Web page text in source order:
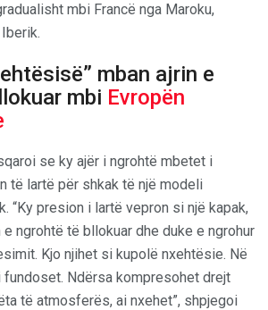
mbi Francë nga Maroku,
mban ajrin e
mbi Evropën
se ky ajër i ngrohtë mbetet i
të lartë për shkak të një modeli
“Ky presion i lartë vepron si një kapak,
e ngrohtë të bllokuar dhe duke e ngrohur
Kjo njihet si kupolë nxehtësie. Në
Ndërsa kompresohet drejt
të atmosferës, ai nxehet”, shpjegoi